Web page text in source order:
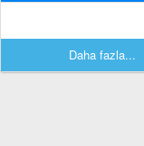
Daha fazla...